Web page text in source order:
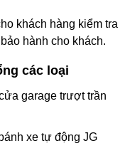
khách hàng kiểm tra
hành cho khách.
các loại
garage trượt trần
xe tự động JG